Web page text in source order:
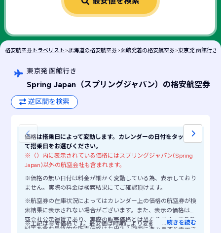
格安航空券トラベリスト >北海道の格安航空券>函館発着の格安航空券>東京発 函館行き
東京発 函館行き
Spring Japan （スプリングジャパン） の格安航空券
逆区間を検索
価格は搭乗日によって変動します。カレンダーの日付をタップし
て搭乗日をお選びください。
※（）内に表示されている価格にはスプリングジャパン(Spring
Japan)以外の航空会社も含まれます。
※価格の無い日付は料金が細かく変動している為、表示しており
ません。実際の料金は検索結果にてご確認頂けます。
※航空券の在庫状況によってはカレンダー上の価格の航空券が検
索結果に表示されない場合がございます。また、表示の価格は航
空会社公示運賃であり、実際の販売価格とは異なります。※手数
料等を含む最終的な販売価格はお申込み画面に進みますと表示さ
※上記は参考価格です。最安値は時期により変動します。
…続きを読む